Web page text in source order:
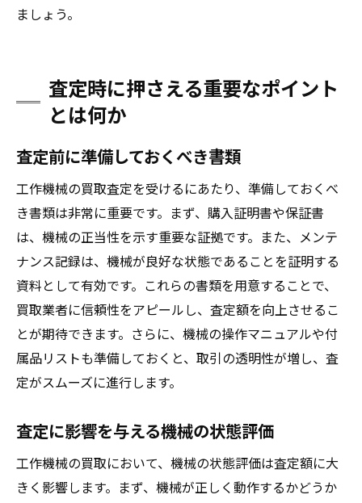
ましょう。
査定時に押さえる重要なポイント
とは何か
査定前に準備しておくべき書類
工作機械の買取査定を受けるにあたり、準備しておくべ
き書類は非常に重要です。まず、購入証明書や保証書
は、機械の正当性を示す重要な証拠です。また、メンテ
ナンス記録は、機械が良好な状態であることを証明する
資料として有効です。これらの書類を用意することで、
買取業者に信頼性をアピールし、査定額を向上させるこ
とが期待できます。さらに、機械の操作マニュアルや付
属品リストも準備しておくと、取引の透明性が増し、査
定がスムーズに進行します。
査定に影響を与える機械の状態評価
工作機械の買取において、機械の状態評価は査定額に大
きく影響します。まず、機械が正しく動作するかどうか